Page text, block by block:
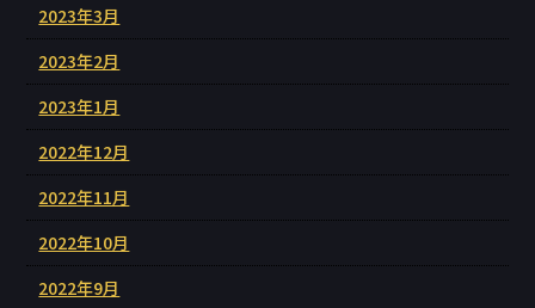
2023年3月
2023年2月
2023年1月
2022年12月
2022年11月
2022年10月
2022年9月